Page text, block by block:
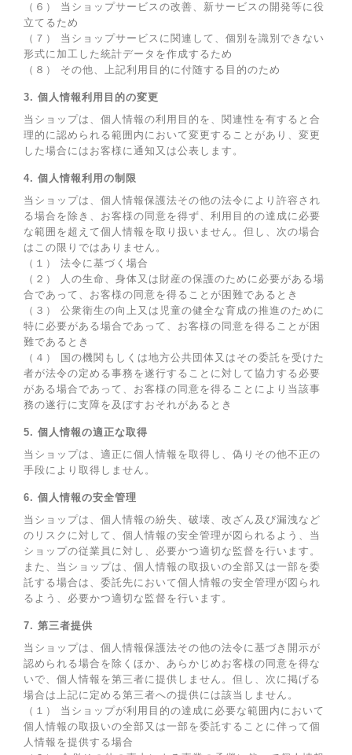
（６） 当ショップサービスの改善、新サービスの開発等に役
立てるため
（７） 当ショップサービスに関連して、個別を識別できない
形式に加工した統計データを作成するため
（８） その他、上記利用目的に付随する目的のため
3. 個人情報利用目的の変更
当ショップは、個人情報の利用目的を、関連性を有すると合
理的に認められる範囲内において変更することがあり、変更
した場合にはお客様に通知又は公表します。
4. 個人情報利用の制限
当ショップは、個人情報保護法その他の法令により許容され
る場合を除き、お客様の同意を得ず、利用目的の達成に必要
な範囲を超えて個人情報を取り扱いません。但し、次の場合
はこの限りではありません。
（１） 法令に基づく場合
（２） 人の生命、身体又は財産の保護のために必要がある場
合であって、お客様の同意を得ることが困難であるとき
（３） 公衆衛生の向上又は児童の健全な育成の推進のために
特に必要がある場合であって、お客様の同意を得ることが困
難であるとき
（４） 国の機関もしくは地方公共団体又はその委託を受けた
者が法令の定める事務を遂行することに対して協力する必要
がある場合であって、お客様の同意を得ることにより当該事
務の遂行に支障を及ぼすおそれがあるとき
5. 個人情報の適正な取得
当ショップは、適正に個人情報を取得し、偽りその他不正の
手段により取得しません。
6. 個人情報の安全管理
当ショップは、個人情報の紛失、破壊、改ざん及び漏洩など
のリスクに対して、個人情報の安全管理が図られるよう、当
ショップの従業員に対し、必要かつ適切な監督を行います。
また、当ショップは、個人情報の取扱いの全部又は一部を委
託する場合は、委託先において個人情報の安全管理が図られ
るよう、必要かつ適切な監督を行います。
7. 第三者提供
当ショップは、個人情報保護法その他の法令に基づき開示が
認められる場合を除くほか、あらかじめお客様の同意を得な
いで、個人情報を第三者に提供しません。但し、次に掲げる
場合は上記に定める第三者への提供には該当しません。
（１） 当ショップが利用目的の達成に必要な範囲内において
個人情報の取扱いの全部又は一部を委託することに伴って個
人情報を提供する場合